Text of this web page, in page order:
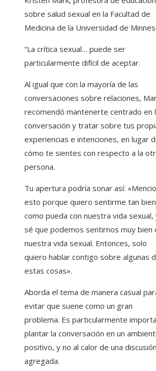
sobre salud sexual en la Facultad de
Medicina de la Universidad de
“La crítica sexual… puede ser
particularmente difícil de aceptar.
Al igual que con la mayoría de las
conversaciones sobre relaciones,
recomendó mantenerte centrado en
conversación y tratar sobre tus
experiencias e intenciones, en lugar
cómo te sientes con respecto a la
persona.
Tu apertura podría sonar así:
esto porque quiero sentirme tan bien
como pueda con nuestra vida sexual,
sé que podemos sentirnos muy bien
nuestra vida sexual. Entonces, solo
quiero hablar contigo sobre algunas
estas cosas».
Aborda el tema de manera casual
evitar que suene como un gran
problema. Es particularmente
plantar la conversación en un
positivo, y no al calor de una
agregada.